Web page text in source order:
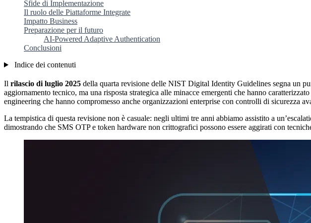
Sfide di Implementazione
Il ruolo delle Piattaforme Integrate
Impatto Business
Preparazione per il futuro
AI-Powered Adaptive Authentication
Conclusioni
Indice dei contenuti
Il rilascio di luglio 2025 della quarta revisione delle NIST Digital Identity Guidelines segna un
aggiornamento tecnico, ma una risposta strategica alle minacce emergenti che hanno
engineering che hanno compromesso anche organizzazioni enterprise con controlli di sicurezza
La tempistica di questa revisione non è casuale: negli ultimi tre anni abbiamo assistito a
dimostrando che SMS OTP e token hardware non crittografici possono essere aggirati con